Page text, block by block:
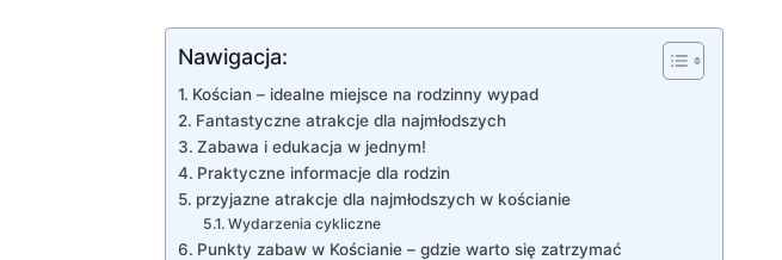
Nawigacja:
Kościan – idealne miejsce na rodzinny wypad
Fantastyczne atrakcje dla najmłodszych
Zabawa i edukacja w jednym!
Praktyczne informacje dla rodzin
przyjazne atrakcje dla najmłodszych w kościanie
Wydarzenia cykliczne
Punkty zabaw w Kościanie – gdzie warto się zatrzymać